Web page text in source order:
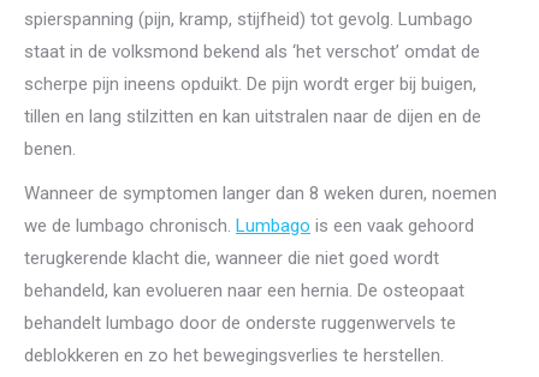
spierspanning (pijn, kramp, stijfheid) tot gevolg. Lumbago
staat in de volksmond bekend als ‘het verschot’ omdat de
scherpe pijn ineens opduikt. De pijn wordt erger bij buigen,
tillen en lang stilzitten en kan uitstralen naar de dijen en de
benen.
Wanneer de symptomen langer dan 8 weken duren, noemen
we de lumbago chronisch. Lumbago is een vaak gehoord
terugkerende klacht die, wanneer die niet goed wordt
behandeld, kan evolueren naar een hernia. De osteopaat
behandelt lumbago door de onderste ruggenwervels te
deblokkeren en zo het bewegingsverlies te herstellen.